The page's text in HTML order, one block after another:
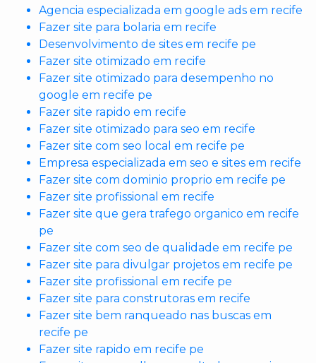
Agencia especializada em google ads em recife
Fazer site para bolaria em recife
Desenvolvimento de sites em recife pe
Fazer site otimizado em recife
Fazer site otimizado para desempenho no
google em recife pe
Fazer site rapido em recife
Fazer site otimizado para seo em recife
Fazer site com seo local em recife pe
Empresa especializada em seo e sites em recife
Fazer site com dominio proprio em recife pe
Fazer site profissional em recife
Fazer site que gera trafego organico em recife
pe
Fazer site com seo de qualidade em recife pe
Fazer site para divulgar projetos em recife pe
Fazer site profissional em recife pe
Fazer site para construtoras em recife
Fazer site bem ranqueado nas buscas em
recife pe
Fazer site rapido em recife pe